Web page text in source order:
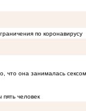
по коронавирусу
что она занималась
человек